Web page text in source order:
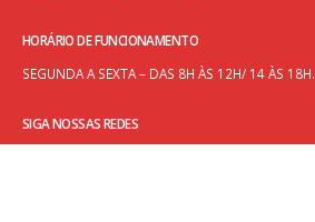
HORÁRIO DE FUNCIONAMENTO
SEGUNDA A SEXTA – DAS 8H ÀS 12H/ 14 ÀS 18H.
SIGA NOSSAS REDES